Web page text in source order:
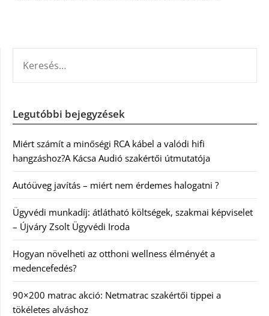
Legutóbbi bejegyzések
Miért számít a minőségi RCA kábel a valódi hifi
hangzáshoz?A Kácsa Audió szakértői útmutatója
Autóüveg javítás – miért nem érdemes halogatni ?
Ügyvédi munkadíj: átlátható költségek, szakmai képviselet
– Újváry Zsolt Ügyvédi Iroda
Hogyan növelheti az otthoni wellness élményét a
medencefedés?
90×200 matrac akció: Netmatrac szakértői tippei a
tökéletes alváshoz